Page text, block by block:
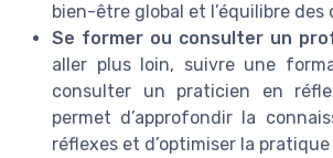
bien-être global et l’équilibre des
Se former ou consulter un
aller plus loin, suivre une
consulter un praticien en
permet d’approfondir la
réflexes et d’optimiser la